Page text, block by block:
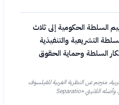
السلطة الحكومية إلى ثلاث
التشريعية والتنفيذية
السلطة وحماية الحقوق
مترجم عن النظرية الغربية للفيلسوف
الفرنسي مونتسكيو في القرن الثامن عشر، وأصله اللاتيني «Separatio